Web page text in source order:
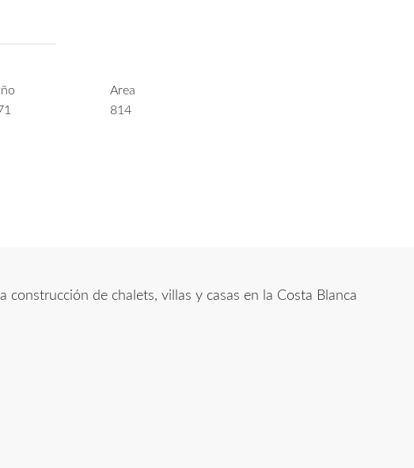
Area
814
construcción de chalets, villas y casas en la Costa Blanca